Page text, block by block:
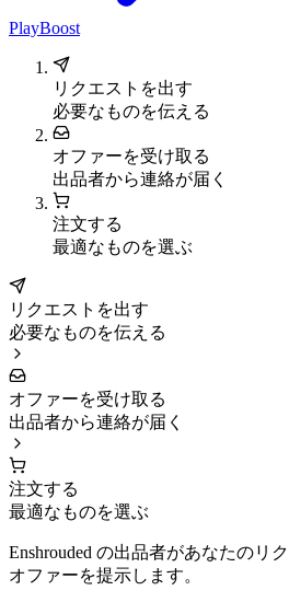
PlayBoost
リクエストを出す
必要なものを伝える
オファーを受け取る
出品者から連絡が届く
注文する
最適なものを選ぶ
リクエストを出す
必要なものを伝える
オファーを受け取る
出品者から連絡が届く
注文する
最適なものを選ぶ
Enshrouded の出品者があなたのリ
オファーを提示します。